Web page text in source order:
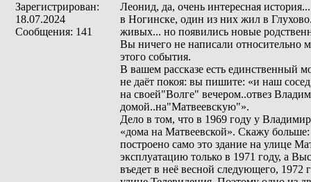
Зарегистрирован:
18.07.2024
Сообщения: 141
Леонид, да, очень интересная
в Ногинске, один из них жил в
живых... но появились новые
Вы ничего не написали относительно
этого события.
В вашем рассказе есть единственный
не даёт покоя: вы пишите: «и наш
на своей"Волге" вечером..отвез
домой..на"Матвеевскую"».
Дело в том, что в 1969 году у
«дома на Матвеевской». Скажу
построено само это здание на улице
эксплуатацию только в 1971 году, а
въедет в неё весной следующего, 1972